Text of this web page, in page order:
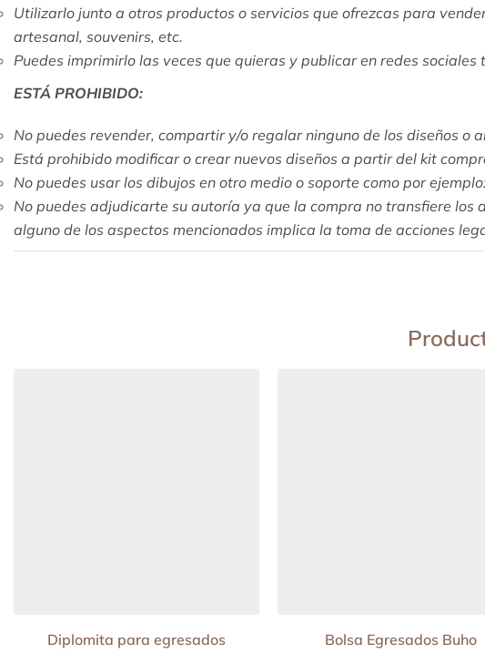
Utilizarlo junto a otros productos o servicios que ofrezcas para
artesanal, souvenirs, etc.
Puedes imprimirlo las veces que quieras y publicar en redes
ESTÁ PROHIBIDO:
No puedes revender, compartir y/o regalar ninguno de los diseños o
Está prohibido modificar o crear nuevos diseños a partir del kit
No puedes usar los dibujos en otro medio o soporte como por
No puedes adjudicarte su autoría ya que la compra no transfiere los
alguno de los aspectos mencionados implica la toma de acciones
Diplomita para egresados Bolsa Egresados Buho